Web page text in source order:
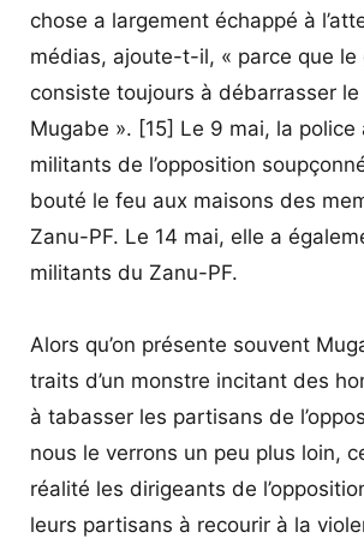
chose a largement échappé à
médias, ajoute-t-il, « parce que le
consiste toujours à débarrasser le
Mugabe ». [15] Le 9 mai, la police
militants de l’opposition
bouté le feu aux maisons des
Zanu-PF. Le 14 mai, elle a
militants du Zanu-PF.
Alors qu’on présente souvent
traits d’un monstre incitant des
à tabasser les partisans de
nous le verrons un peu plus loin,
réalité les dirigeants de
leurs partisans à recourir à la